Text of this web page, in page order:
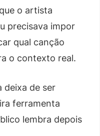
o artista
precisava impor
qual canção
o contexto real.
deixa de ser
ferramenta
lembra depois